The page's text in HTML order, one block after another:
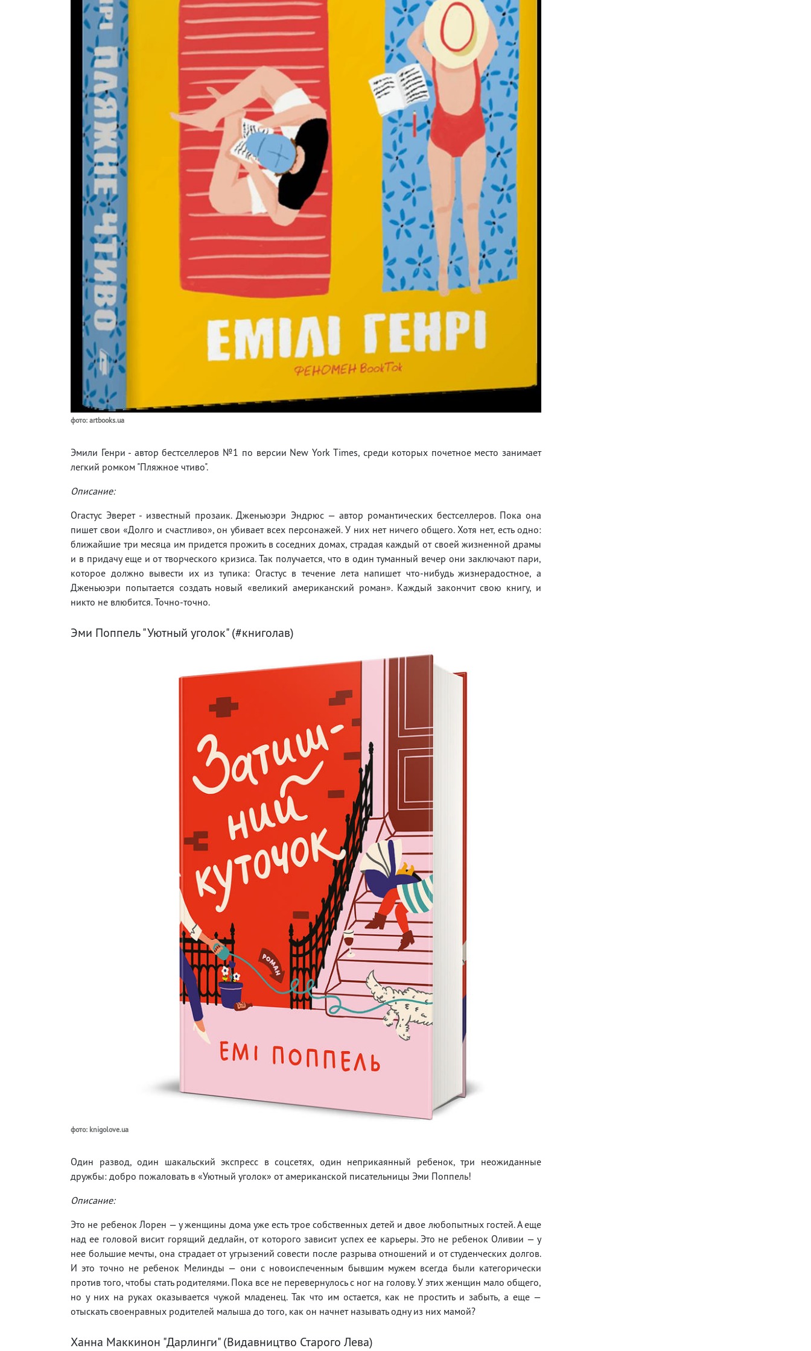
фото: artbooks.ua
Эмили Генри - автор бестселлеров №1 по версии New York Times, среди которых почетное место занимает
легкий ромком "Пляжное чтиво".
Описание:
Огастус Эверет - известный прозаик. Дженьюэри Эндрюс — автор романтических бестселлеров. Пока она
пишет свои «Долго и счастливо», он убивает всех персонажей. У них нет ничего общего. Хотя нет, есть одно:
ближайшие три месяца им придется прожить в соседних домах, страдая каждый от своей жизненной драмы
и в придачу еще и от творческого кризиса. Так получается, что в один туманный вечер они заключают пари,
которое должно вывести их из тупика: Огастус в течение лета напишет что-нибудь жизнерадостное, а
Дженьюэри попытается создать новый «великий американский роман». Каждый закончит свою книгу, и
никто не влюбится. Точно-точно.
Эми Поппель "Уютный уголок" (#книголав)
фото: knigolove.ua
Один развод, один шакальский экспресс в соцсетях, один неприкаянный ребенок, три неожиданные
дружбы: добро пожаловать в «Уютный уголок» от американской писательницы Эми Поппель!
Описание:
Это не ребенок Лорен — у женщины дома уже есть трое собственных детей и двое любопытных гостей. А еще
над ее головой висит горящий дедлайн, от которого зависит успех ее карьеры. Это не ребенок Оливии — у
нее большие мечты, она страдает от угрызений совести после разрыва отношений и от студенческих долгов.
И это точно не ребенок Мелинды — они с новоиспеченным бывшим мужем всегда были категорически
против того, чтобы стать родителями. Пока все не перевернулось с ног на голову. У этих женщин мало общего,
но у них на руках оказывается чужой младенец. Так что им остается, как не простить и забыть, а еще —
отыскать своенравных родителей малыша до того, как он начнет называть одну из них мамой?
Ханна Маккинон "Дарлинги" (Видавництво Старого Лева)